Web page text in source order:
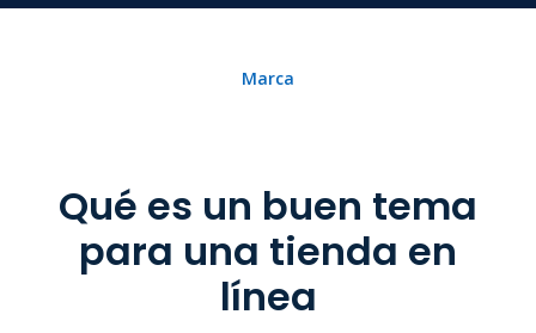
Marca
Qué es un buen tema
para una tienda en
línea